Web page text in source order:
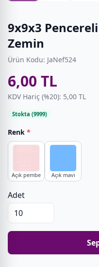
9x9x3
Zemin
Ürün Kodu: JaNef524
6,00 TL
KDV Hariç (%20): 5,00 TL
Stokta (9999)
Renk *
Açık pembe Açık mavi
Adet